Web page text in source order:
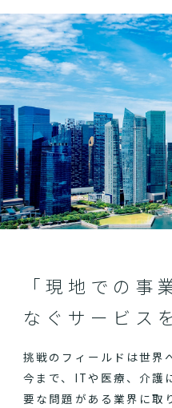
「現地での事
なぐサービス
挑戦のフィールドは世界
今まで、ITや医療、介護
要な問題がある業界に取